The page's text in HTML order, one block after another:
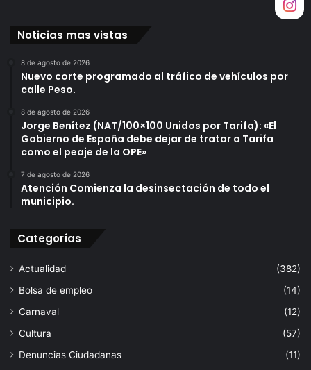
m
b
e
Noticias mas vistas
8 de agosto de 2026
Nuevo corte programado al tráfico de vehículos por
calle Peso.
8 de agosto de 2026
Jorge Benítez (NAT/100×100 Unidos por Tarifa): «El
Gobierno de España debe dejar de tratar a Tarifa
como el peaje de la OPE»
7 de agosto de 2026
Atención Comienza la desinsectación de todo el
municipio.
Categorías
Actualidad
(382)
Bolsa de empleo
(14)
Carnaval
(12)
Cultura
(57)
Denuncias Ciudadanas
(11)